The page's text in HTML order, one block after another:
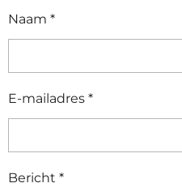
Naam *
E-mailadres *
Bericht *